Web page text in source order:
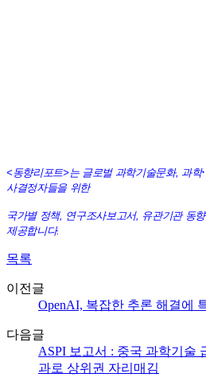
<동향리포트>는 글로벌 과학기술문화, 과학·
사결정자들을 위한
국가별 정책, 연구조사보고서, 유관기관 동
제공합니다.
목록
이전글
OpenAI, 복잡한 추론 해결에
다음글
ASPI 보고서 : 중국 과학기술
과로 상위권 자리매김